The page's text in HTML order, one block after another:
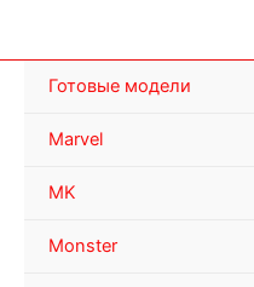
Готовые модели
Marvel
MK
Monster